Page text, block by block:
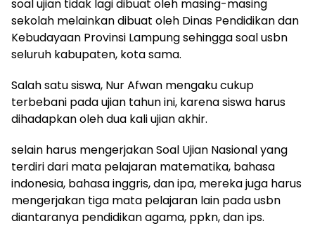
soal ujian tidak lagi dibuat oleh masing-masing
sekolah melainkan dibuat oleh Dinas Pendidikan dan
Kebudayaan Provinsi Lampung sehingga soal usbn
seluruh kabupaten, kota sama.
Salah satu siswa, Nur Afwan mengaku cukup
terbebani pada ujian tahun ini, karena siswa harus
dihadapkan oleh dua kali ujian akhir.
selain harus mengerjakan Soal Ujian Nasional yang
terdiri dari mata pelajaran matematika, bahasa
indonesia, bahasa inggris, dan ipa, mereka juga harus
mengerjakan tiga mata pelajaran lain pada usbn
diantaranya pendidikan agama, ppkn, dan ips.